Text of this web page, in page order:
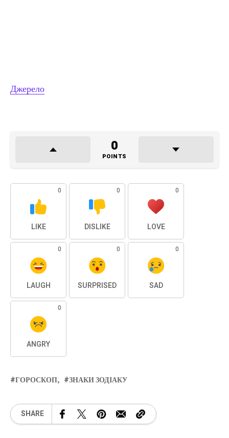
Джерело
0
POINTS
0
LIKE
0
DISLIKE
0
LOVE
0
LAUGH
0
SURPRISED
0
SAD
0
ANGRY
ГОРОСКОП ЗНАКИ ЗОДІАКУ
SHARE